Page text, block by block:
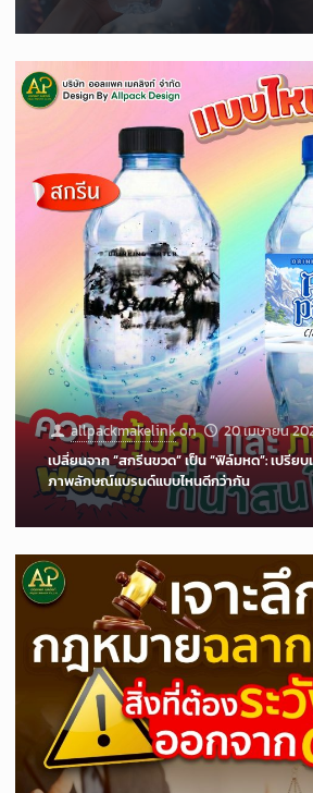
allpackmakelinkon
20 เมษายน
เปลี่ยนจาก “สกรีนขวด” เป็น “ฟิล์มหด”: เปรีย
ภาพลักษณ์แบรนด์แบบไหนดีกว่ากัน